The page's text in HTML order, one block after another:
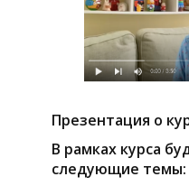
Презентация о
В рамках курса
следующие темы: